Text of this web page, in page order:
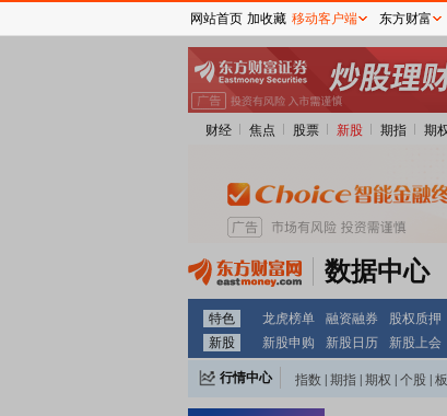
财经 焦点 股票 新股 期指 期
数据中心
特色 龙虎榜单 融资融券 股权质押
新股
新股申购 新股日历 新股上会
行情中心 指数 期指 期权 个股
网站首页 加收藏 移动客户端 东方财富